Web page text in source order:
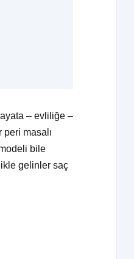
– evliliğe –
masalı
bile
gelinler saç